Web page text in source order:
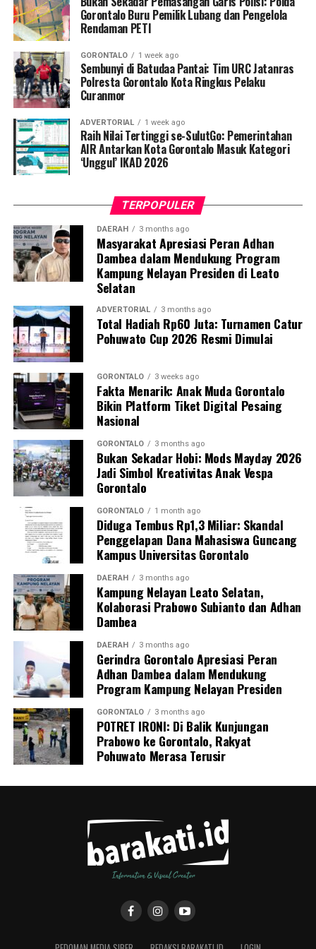
membuat laporan resmi di SPKT Polresta Gorontalo
Kota.
Menindaklanjuti laporan korban, Tim URC Jatanras
bergerak cepat melakukan penyelidikan hingga berhasil
mendeteksi keberadaan pelaku dan melakukan
penangkapan tanpa perlawanan. Saat ini pelaku beserta
barang bukti telah diamankan di Mako Polresta
Gorontalo Kota guna menjalani proses hukum lebih
lanjut.
Gorontalo Buru Pemilik Lubang dan Pengelola
Rendaman PETI
GORONTALO 1 week ago
Sembunyi di Batudaa Pantai: Tim URC Jatanras
Polresta Gorontalo Kota Ringkus Pelaku
Curanmor
ADVERTORIAL 1 week ago
Raih Nilai Tertinggi se-SulutGo: Pemerintahan
AIR Antarkan Kota Gorontalo Masuk Kategori
‘Unggul’ IKAD 2026
TERPOPULER
DAERAH 3 months ago
Masyarakat Apresiasi Peran Adhan
Dambea dalam Mendukung Program
Kampung Nelayan Presiden di Leato
Selatan
ADVERTORIAL 3 months ago
Total Hadiah Rp60 Juta: Turnamen Catur
Pohuwato Cup 2026 Resmi Dimulai
GORONTALO 3 weeks ago
Fakta Menarik: Anak Muda Gorontalo
Bikin Platform Tiket Digital Pesaing
Nasional
GORONTALO 3 months ago
Bukan Sekadar Hobi: Mods Mayday 2026
Jadi Simbol Kreativitas Anak Vespa
Gorontalo
GORONTALO 1 month ago
Diduga Tembus Rp1,3 Miliar: Skandal
Penggelapan Dana Mahasiswa Guncang
Kampus Universitas Gorontalo
DAERAH 3 months ago
Kampung Nelayan Leato Selatan,
Kolaborasi Prabowo Subianto dan Adhan
Dambea
DAERAH 3 months ago
Gerindra Gorontalo Apresiasi Peran
Adhan Dambea dalam Mendukung
Program Kampung Nelayan Presiden
GORONTALO 3 months ago
POTRET IRONI: Di Balik Kunjungan
Prabowo ke Gorontalo, Rakyat
Pohuwato Merasa Terusir